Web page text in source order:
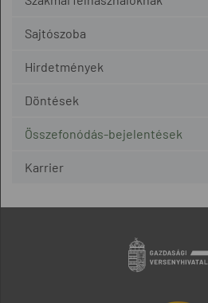
Sajtószoba
Hirdetmények
Döntések
Összefonódás-bejelentések
Karrier